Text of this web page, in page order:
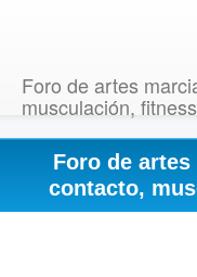
Foro de artes
musculación,
Foro de
contacto,